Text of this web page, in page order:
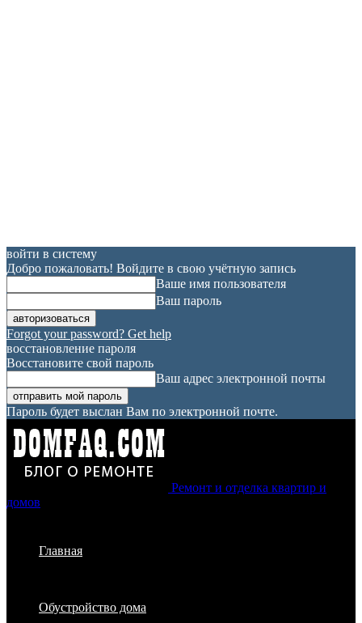
войти в систему
Добро пожаловать! Войдите в свою учётную запись
Ваше имя пользователя
Ваш пароль
Forgot your password? Get help
восстановление пароля
Восстановите свой пароль
Ваш адрес электронной почты
Пароль будет выслан Вам по электронной почте.
Ремонт и отделка квартир и
домов
Главная
Обустройство дома